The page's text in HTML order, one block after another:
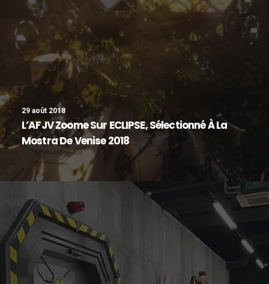
29 août 2018
L’AFJV Zoome Sur ECLIPSE, Sélectionné À La
Mostra De Venise 2018